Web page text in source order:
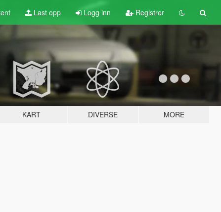
Last opp Logg inn Registrer
KART DIVERSE MORE